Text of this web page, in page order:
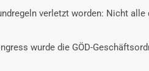
verletzt worden: Nicht
wurde die GÖD-